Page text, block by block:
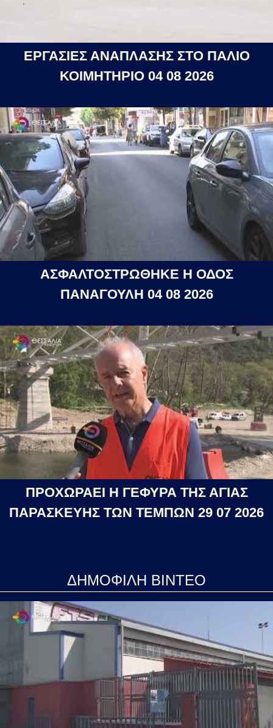
ΕΡΓΑΣΙΕΣ ΑΝΑΠΛΑΣΗΣ ΣΤΟ ΠΑΛΙΟ
ΚΟΙΜΗΤΗΡΙΟ 04 08 2026
ΑΣΦΑΛΤΟΣΤΡΩΘΗΚΕ Η ΟΔΟΣ
ΠΑΝΑΓΟΥΛΗ 04 08 2026
ΠΡΟΧΩΡΑΕΙ Η ΓΕΦΥΡΑ ΤΗΣ ΑΓΙΑΣ
ΠΑΡΑΣΚΕΥΗΣ ΤΩΝ ΤΕΜΠΩΝ 29 07 2026
ΔΗΜΟΦΙΛΗ ΒΙΝΤΕΟ